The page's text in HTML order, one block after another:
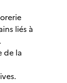
liés à
de la